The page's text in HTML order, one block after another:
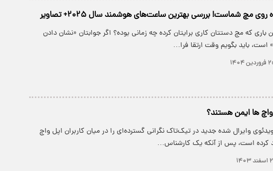
روی مچ شماست! بررسی بهترین ساعت‌های هوشمند سال ۲۰۲۵+ تصاویر
باری که مچ دستتان کاری برایتان کرده چه زمانی بوده؟ اگر جوابتان «نشان دادن
است، باید بگویم وقت ارتقا فرا…
۱۴۰۴
ها ایمن هستند؟
وایرال شده جدید در تیک‌تاک نگرانی گسترده‌ای را در میان کاربران اپل واچ
کرده است، پس از آنکه یک کارشناس…